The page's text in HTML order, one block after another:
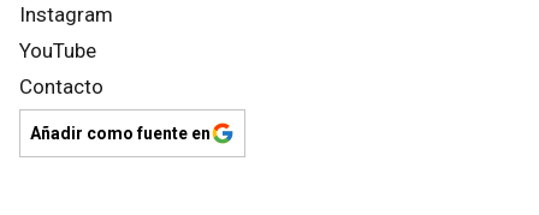
Instagram
YouTube
Contacto
Añadir como fuente en